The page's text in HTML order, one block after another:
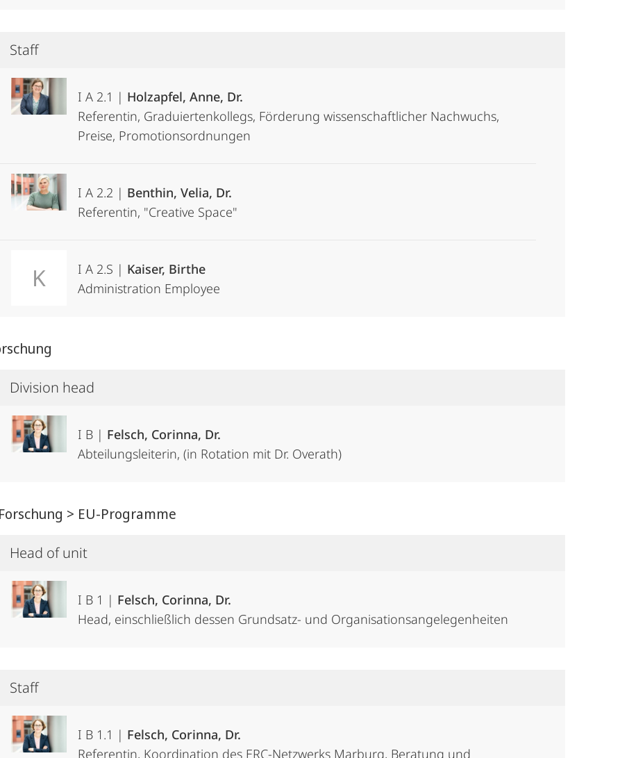
Staff
I A 2.1 | Holzapfel, Anne, Dr.
Referentin, Graduiertenkollegs, Förderung wissenschaftlicher Nachwuchs,
Preise, Promotionsordnungen
I A 2.2 | Benthin, Velia, Dr.
Referentin, "Creative Space"
K I A 2.S | Kaiser, Birthe
Administration Employee
Division head
I B | Felsch, Corinna, Dr.
Abteilungsleiterin, (in Rotation mit Dr. Overath)
> EU-Programme
Head of unit
I B 1 | Felsch, Corinna, Dr.
Head, einschließlich dessen Grundsatz- und Organisationsangelegenheiten
Staff
I B 1.1 | Felsch, Corinna, Dr.
Referentin, Koordination des ERC-Netzwerks Marburg, Beratung und